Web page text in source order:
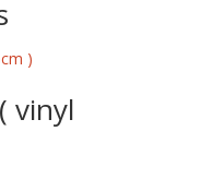
vinyl